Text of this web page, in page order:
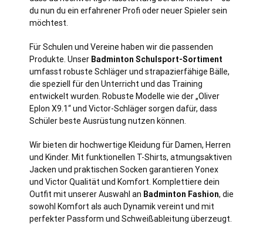
du nun du ein erfahrener Profi oder neuer Spieler sein
möchtest.
Für Schulen und Vereine haben wir die passenden
Produkte. Unser Badminton Schulsport-Sortiment
umfasst robuste Schläger und strapazierfähige Bälle,
die speziell für den Unterricht und das Training
entwickelt wurden. Robuste Modelle wie der „Oliver
Eplon X9.1“ und Victor-Schläger sorgen dafür, dass
Schüler beste Ausrüstung nutzen können.
Wir bieten dir hochwertige Kleidung für Damen, Herren
und Kinder. Mit funktionellen T-Shirts, atmungsaktiven
Jacken und praktischen Socken garantieren Yonex
und Victor Qualität und Komfort. Komplettiere dein
Outfit mit unserer Auswahl an Badminton Fashion, die
sowohl Komfort als auch Dynamik vereint und mit
perfekter Passform und Schweißableitung überzeugt.